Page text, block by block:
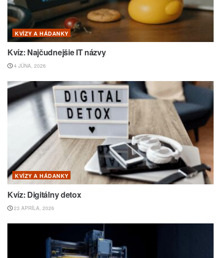
KVÍZY A HÁDANKY
Kvíz: Najčudnejšie IT názvy
4 JÚNA, 2026
KVÍZY A HÁDANKY
Kvíz: Digitálny detox
23 APRÍLA, 2026